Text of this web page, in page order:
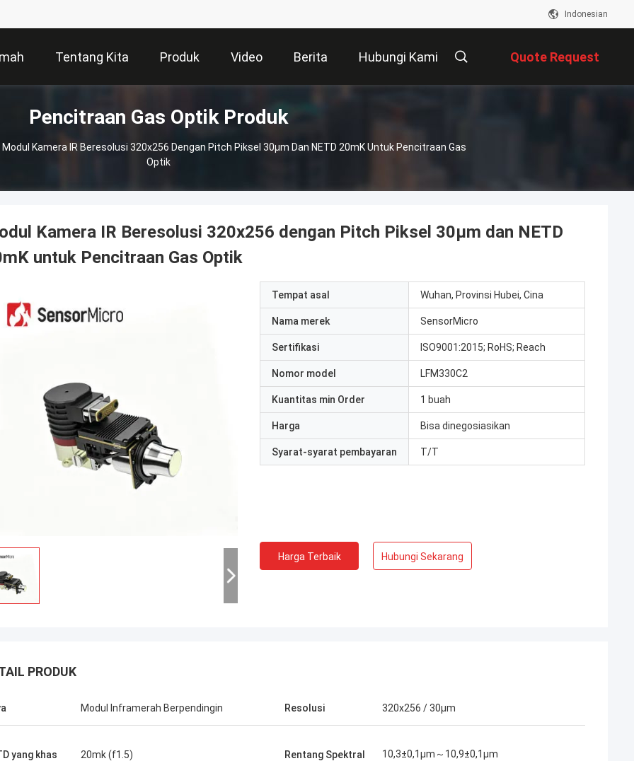
Indonesian
Tentang Kita Produk Video Berita Hubungi Kami Quote Request
Pencitraan Gas Optik Produk
Modul Kamera IR Beresolusi 320x256 Dengan Pitch Piksel 30µm Dan NETD 20mK Untuk Pencitraan Gas
Optik
Kamera IR Beresolusi 320x256 dengan Pitch Piksel 30µm dan NETD
untuk Pencitraan Gas Optik
Tempat asal Wuhan, Provinsi Hubei, Cina
Nama merek SensorMicro
Sertifikasi ISO9001:2015; RoHS; Reach
Nomor model LFM330C2
Kuantitas min Order 1 buah
Harga Bisa dinegosiasikan
Syarat-syarat pembayaran T/T
Harga Terbaik Hubungi Sekarang
PRODUK
Modul Inframerah Berpendingin Resolusi 320x256 / 30μm
yang khas 20mk (f1.5) Rentang Spektral 10,3±0,1μm～10,9±0,1μm